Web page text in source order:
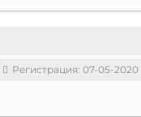
Регистрация: 07-05-2020